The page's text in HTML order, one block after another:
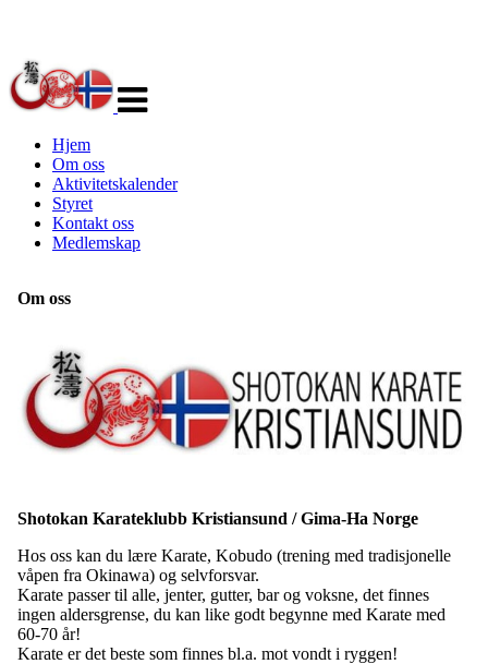
navigasjon
Hjem
Om oss
Aktivitetskalender
Styret
Kontakt oss
Medlemskap
Om oss
Shotokan Karateklubb Kristiansund / Gima-Ha Norge
Hos oss kan du lære Karate, Kobudo (trening med tradisjonelle
våpen fra Okinawa) og selvforsvar.
Karate passer til alle, jenter, gutter, bar og voksne, det finnes
ingen aldersgrense, du kan like godt begynne med Karate med
60-70 år!
Karate er det beste som finnes bl.a. mot vondt i ryggen!